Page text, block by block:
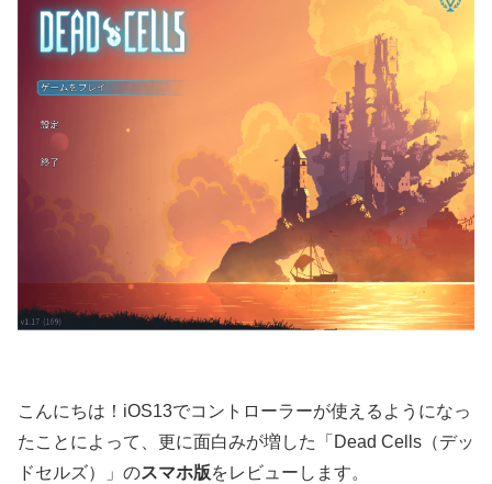
こんにちは！iOS13でコントローラーが使えるようになっ
たことによって、更に面白みが増した「Dead Cells（デッ
ドセルズ）」のスマホ版をレビューします。